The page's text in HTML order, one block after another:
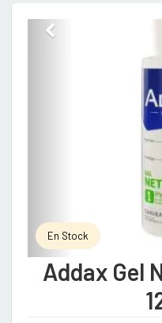
En Stock
Addax Gel